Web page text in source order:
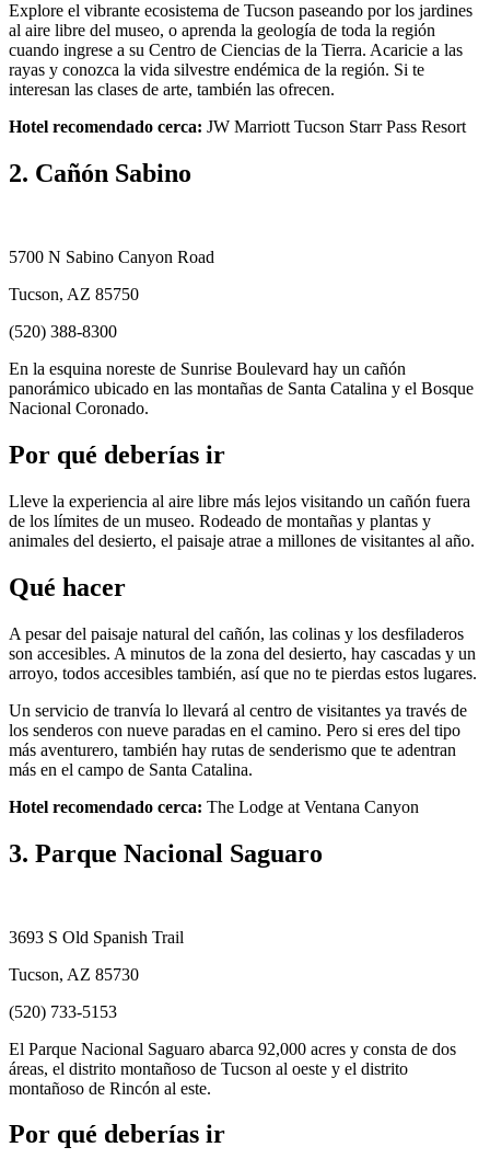
Explore el vibrante ecosistema de Tucson paseando por los jardines
al aire libre del museo, o aprenda la geología de toda la región
cuando ingrese a su Centro de Ciencias de la Tierra. Acaricie a las
rayas y conozca la vida silvestre endémica de la región. Si te
interesan las clases de arte, también las ofrecen.
Hotel recomendado cerca: JW Marriott Tucson Starr Pass Resort
2. Cañón Sabino
5700 N Sabino Canyon Road
Tucson, AZ 85750
(520) 388-8300
En la esquina noreste de Sunrise Boulevard hay un cañón
panorámico ubicado en las montañas de Santa Catalina y el Bosque
Nacional Coronado.
Por qué deberías ir
Lleve la experiencia al aire libre más lejos visitando un cañón fuera
de los límites de un museo. Rodeado de montañas y plantas y
animales del desierto, el paisaje atrae a millones de visitantes al año.
Qué hacer
A pesar del paisaje natural del cañón, las colinas y los desfiladeros
son accesibles. A minutos de la zona del desierto, hay cascadas y un
arroyo, todos accesibles también, así que no te pierdas estos lugares.
Un servicio de tranvía lo llevará al centro de visitantes ya través de
los senderos con nueve paradas en el camino. Pero si eres del tipo
más aventurero, también hay rutas de senderismo que te adentran
más en el campo de Santa Catalina.
Hotel recomendado cerca: The Lodge at Ventana Canyon
3. Parque Nacional Saguaro
3693 S Old Spanish Trail
Tucson, AZ 85730
(520) 733-5153
El Parque Nacional Saguaro abarca 92,000 acres y consta de dos
áreas, el distrito montañoso de Tucson al oeste y el distrito
montañoso de Rincón al este.
Por qué deberías ir